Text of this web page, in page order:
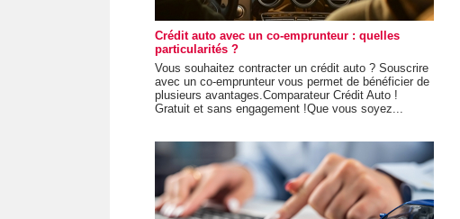
Crédit auto avec un co-emprunteur : quelles
particularités ?
Vous souhaitez contracter un crédit auto ? Souscrire
avec un co-emprunteur vous permet de bénéficier de
plusieurs avantages.Comparateur Crédit Auto !
Gratuit et sans engagement !Que vous soyez...